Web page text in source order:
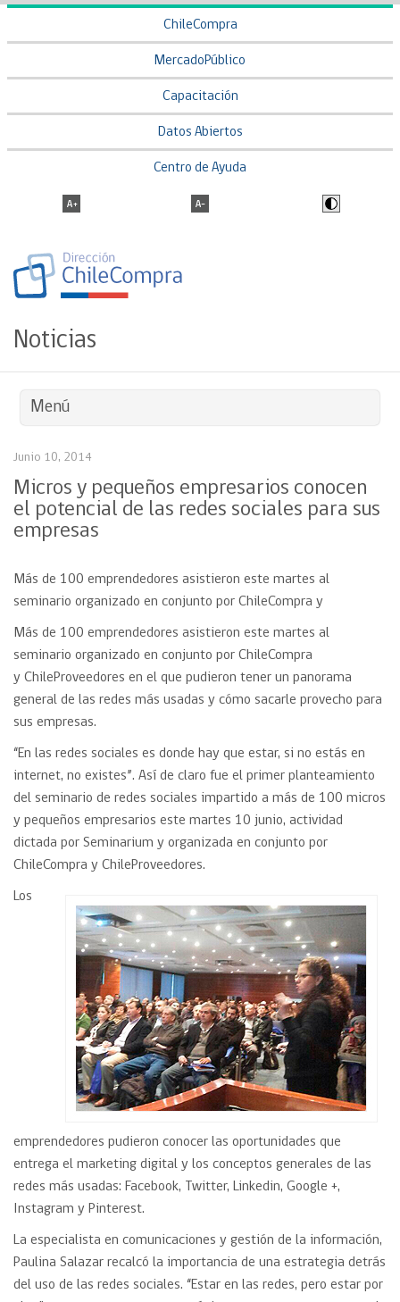
ChileCompra
MercadoPúblico
Capacitación
Datos Abiertos
Centro de Ayuda
Noticias
Menú
Junio 10, 2014
Micros y pequeños empresarios conocen
el potencial de las redes sociales para sus
empresas
Más de 100 emprendedores asistieron este martes al
seminario organizado en conjunto por ChileCompra y
Más de 100 emprendedores asistieron este martes al
seminario organizado en conjunto por ChileCompra
y ChileProveedores en el que pudieron tener un panorama
general de las redes más usadas y cómo sacarle provecho para
sus empresas.
“En las redes sociales es donde hay que estar, si no estás en
internet, no existes”. Así de claro fue el primer planteamiento
del seminario de redes sociales impartido a más de 100 micros
y pequeños empresarios este martes 10 junio, actividad
dictada por Seminarium y organizada en conjunto por
ChileCompra y ChileProveedores.
Los
emprendedores pudieron conocer las oportunidades que
entrega el marketing digital y los conceptos generales de las
redes más usadas: Facebook, Twitter, Linkedin, Google +,
Instagram y Pinterest.
La especialista en comunicaciones y gestión de la información,
Paulina Salazar recalcó la importancia de una estrategia detrás
del uso de las redes sociales. “Estar en las redes, pero estar por